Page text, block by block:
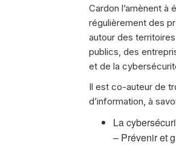
Cardon l’amènent à
régulièrement des
autour des
publics, des
et de la
Il est co-auteur de
d’information, à
La
– Prévenir et